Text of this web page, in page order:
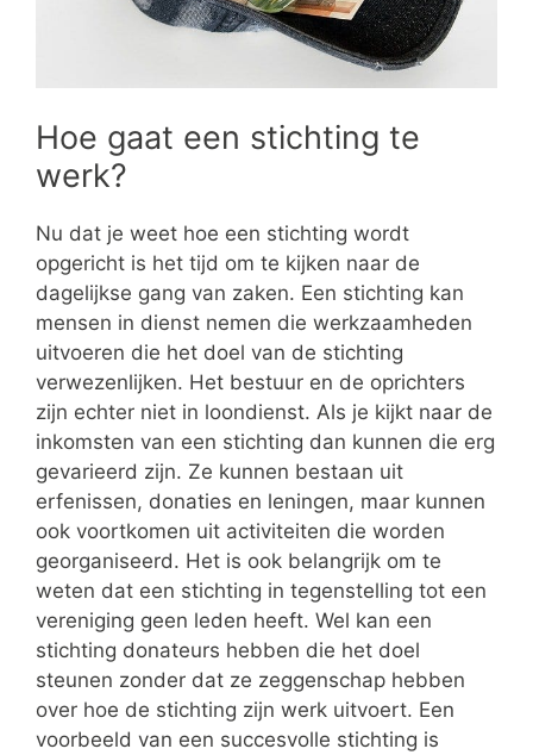
Hoe gaat een stichting te
werk?
Nu dat je weet hoe een stichting wordt
opgericht is het tijd om te kijken naar de
dagelijkse gang van zaken. Een stichting kan
mensen in dienst nemen die werkzaamheden
uitvoeren die het doel van de stichting
verwezenlijken. Het bestuur en de oprichters
zijn echter niet in loondienst. Als je kijkt naar de
inkomsten van een stichting dan kunnen die erg
gevarieerd zijn. Ze kunnen bestaan uit
erfenissen, donaties en leningen, maar kunnen
ook voortkomen uit activiteiten die worden
georganiseerd. Het is ook belangrijk om te
weten dat een stichting in tegenstelling tot een
vereniging geen leden heeft. Wel kan een
stichting donateurs hebben die het doel
steunen zonder dat ze zeggenschap hebben
over hoe de stichting zijn werk uitvoert. Een
voorbeeld van een succesvolle stichting is